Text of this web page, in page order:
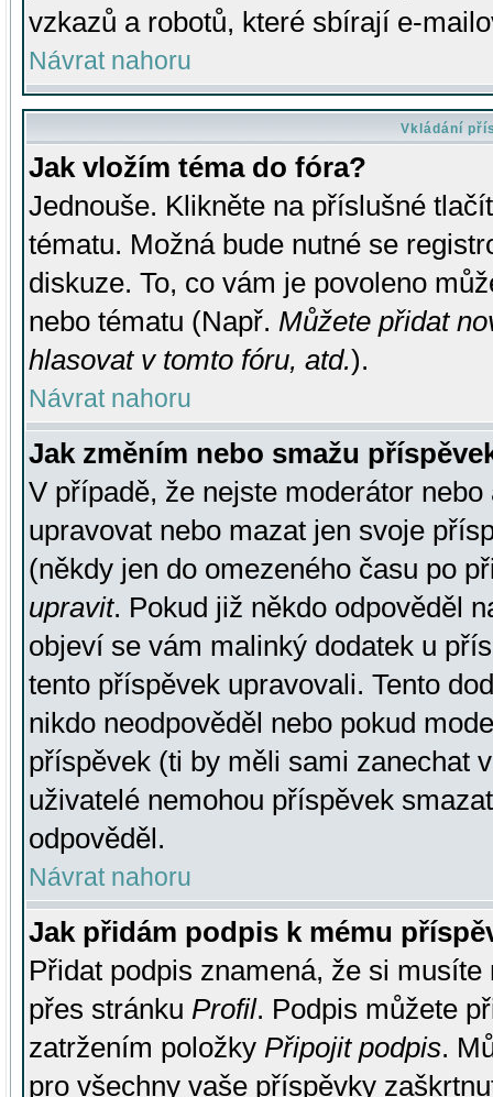
vzkazů a robotů, které sbírají e-
Návrat nahoru
Vkládání
Jak vložím téma do fóra?
Jednouše. Klikněte na příslušné
tématu. Možná bude nutné se
diskuze. To, co vám je povoleno
nebo tématu (Např. Můžete přidat
hlasovat v tomto fóru, atd.).
Návrat nahoru
Jak změním nebo smažu
V případě, že nejste moderátor
upravovat nebo mazat jen svoje
(někdy jen do omezeného času po
upravit. Pokud již někdo odpověděl
objeví se vám malinký dodatek u
tento příspěvek upravovali. Tento
nikdo neodpověděl nebo pokud
příspěvek (ti by měli sami zanechat
uživatelé nemohou příspěvek
odpověděl.
Návrat nahoru
Jak přidám podpis k mému
Přidat podpis znamená, že si
přes stránku Profil. Podpis můžete
zatržením položky Připojit podpis.
pro všechny vaše příspěvky